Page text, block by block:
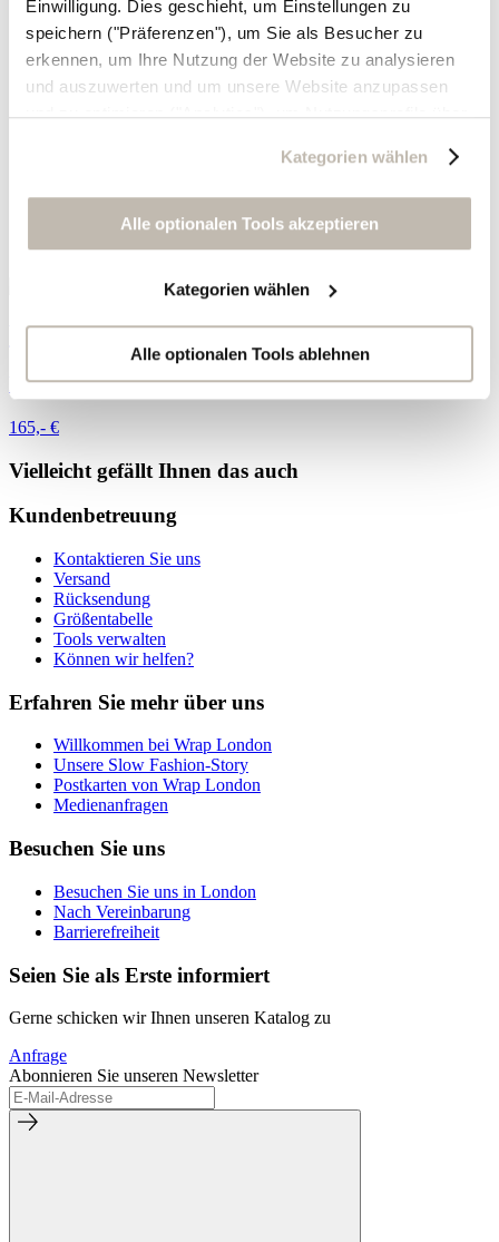
Einwilligung. Dies geschieht, um Einstellungen zu
speichern ("Präferenzen"), um Sie als Besucher zu
erkennen, um Ihre Nutzung der Website zu analysieren
und auszuwerten und um unsere Website anzupassen
und zu optimieren ("Analytics"), um Nutzungsprofile über
zu erstellen, um personalisierte Werbung auszuliefern,
um Sie auf anderen Websites wiederzuerkennen und um
Sie erneut mit Werbung anzusprechen sowie um unsere
Werbekampagnen auszuwerten ("Marketing").
Ihre Daten werden mit Dienstanbietern geteilt, die wir in
der Datenschutzerklärung genauer auflisten oder wenn
Sie auf "Kategorien wählen" klicken.
erklären Sie sich mit der Nutzung der optionalen Tools
wie zuvor beschrieben einverstanden.
Sie können Ihre Einwilligung jederzeit anpassen oder für
Weitere Informationen:
AGB
Kategorien wählen
Alle optionalen Tools akzeptieren
Kategorien wählen
Alle optionalen Tools ablehnen
Wickel-Sandalen
Leder
165,- €
Vielleicht gefällt Ihnen das auch
Kundenbetreuung
Kontaktieren Sie uns
Versand
Rücksendung
Größentabelle
Tools verwalten
Können wir helfen?
Erfahren Sie mehr über uns
Willkommen bei Wrap London
Unsere Slow Fashion-Story
Postkarten von Wrap London
Medienanfragen
Besuchen Sie uns
Besuchen Sie uns in London
Nach Vereinbarung
Barrierefreiheit
Seien Sie als Erste informiert
Gerne schicken wir Ihnen unseren Katalog zu
Anfrage
Abonnieren Sie unseren Newsletter